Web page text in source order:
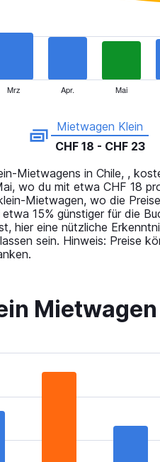
Mrz Apr. Mai
Mietwagen Klein
CHF 18 - CHF 23
Mietwagens in Chile, ,
wo du mit etwa CHF 18
Mietwagen, wo die
15% günstiger für die
hier eine nützliche
sein. Hinweis: Preise